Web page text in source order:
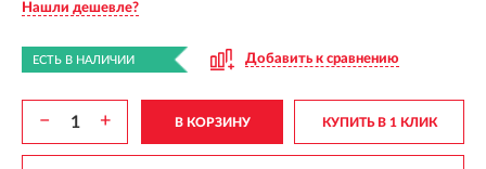
Нашли дешевле?
ЕСТЬ В НАЛИЧИИ Добавить к сравнению
− + В КОРЗИНУ КУПИТЬ В 1 КЛИК